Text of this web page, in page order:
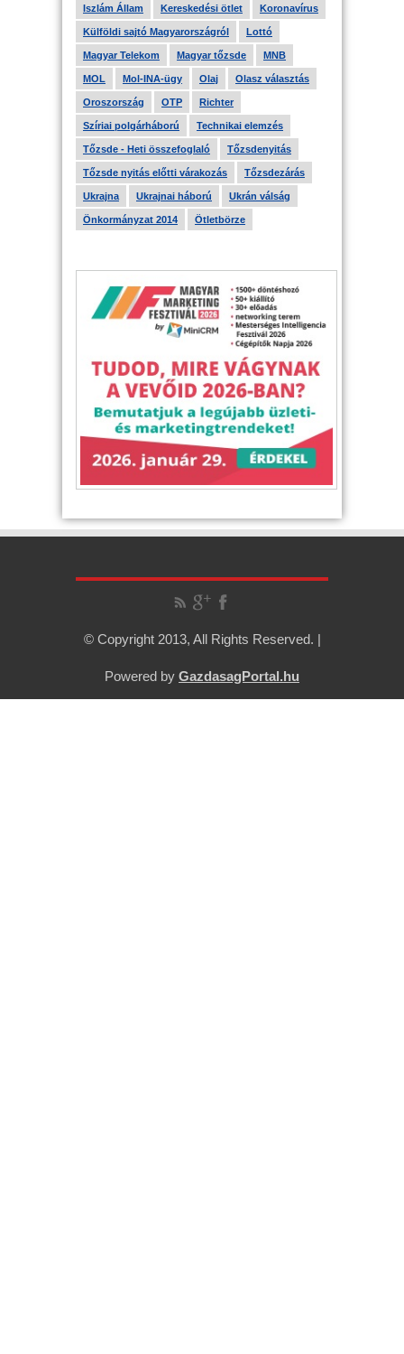
Iszlám Állam Kereskedési ötlet Koronavírus
Külföldi sajtó Magyarországról Lottó
Magyar Telekom Magyar tőzsde MNB
MOL Mol-INA-ügy Olaj Olasz választás
Oroszország OTP Richter
Szíriai polgárháború Technikai elemzés
Tőzsde - Heti összefoglaló Tőzsdenyitás
Tőzsde nyitás előtti várakozás Tőzsdezárás
Ukrajna Ukrajnai háború Ukrán válság
Önkormányzat 2014 Ötletbörze
© Copyright 2013, All Rights Reserved. |
Powered by GazdasagPortal.hu